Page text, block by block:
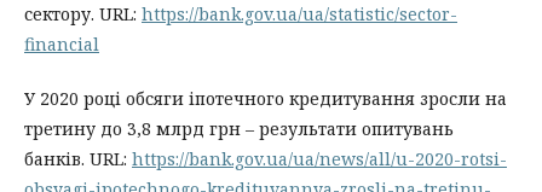
сектору. URL: https://bank.gov.ua/ua/statistic/sector-
financial
У 2020 році обсяги іпотечного кредитування зросли на
третину до 3,8 млрд грн – результати опитувань
банків. URL: https://bank.gov.ua/ua/news/all/u-2020-rotsi-